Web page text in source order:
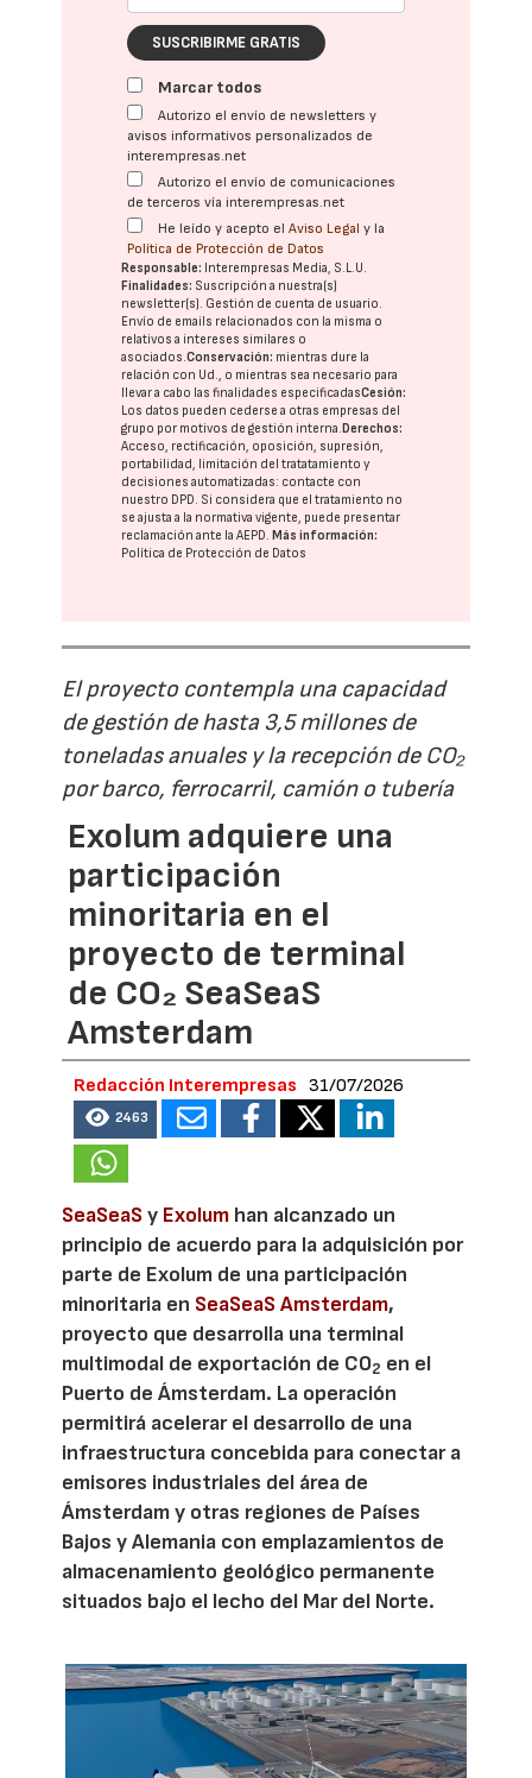
SUSCRIBIRME GRATIS
Marcar todos
Autorizo el envío de newsletters y
avisos informativos personalizados de
interempresas.net
Autorizo el envío de comunicaciones
de terceros vía interempresas.net
He leído y acepto elAviso Legal y la
Política de Protección de Datos
Responsable: Interempresas Media, S.L.U.
Finalidades: Suscripción a nuestra(s)
newsletter(s). Gestión de cuenta de usuario.
Envío de emails relacionados con la misma o
relativos a intereses similares o
asociados.Conservación: mientras dure la
relación con Ud., o mientras sea necesario para
llevar a cabo las finalidades especificadasCesión:
Los datos pueden cederse a otras empresas del
grupo por motivos de gestión interna.Derechos:
Acceso, rectificación, oposición, supresión,
portabilidad, limitación del tratatamiento y
decisiones automatizadas: contacte con
nuestro DPD. Si considera que el tratamiento no
se ajusta a la normativa vigente, puede presentar
reclamación ante laAEPD.Más información:
Política de Protección de Datos
El proyecto contempla una capacidad
de gestión de hasta 3,5 millones de
toneladas anuales y la recepción de CO₂
por barco, ferrocarril, camión o tubería
Exolum adquiere una
participación
minoritaria en el
proyecto de terminal
de CO₂ SeaSeaS
Amsterdam
Redacción Interempresas 31/07/2026
2463
SeaSeaSy Exolum han alcanzado un
principio de acuerdo para la adquisición por
parte de Exolum de una participación
minoritaria en SeaSeaS Amsterdam,
proyecto que desarrolla una terminal
multimodal de exportación de CO2 en el
Puerto de Ámsterdam. La operación
permitirá acelerar el desarrollo de una
infraestructura concebida para conectar a
emisores industriales del área de
Ámsterdam y otras regiones de Países
Bajos y Alemania con emplazamientos de
almacenamiento geológico permanente
situados bajo el lecho del Mar del Norte.